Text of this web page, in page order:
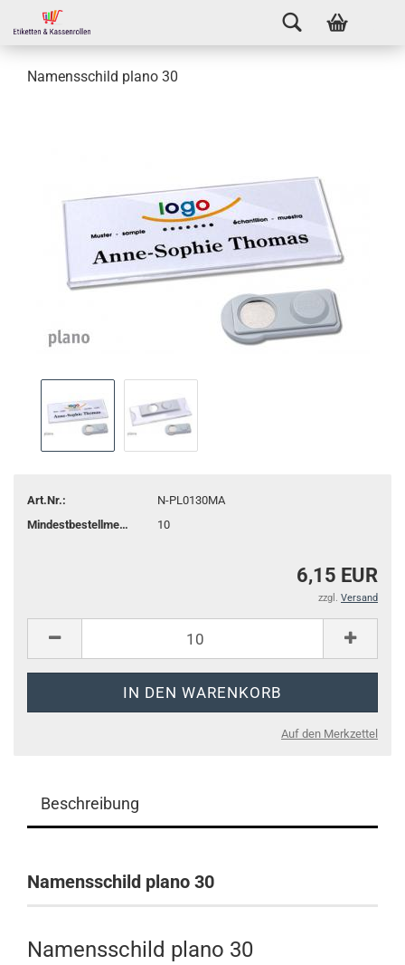
Namensschild plano 30
Art.Nr.:
N-PL0130MA
Mindestbestellmenge:
10
6,15 EUR
zzgl. Versand
Auf den Merkzettel
Beschreibung
Namensschild plano 30
Namensschild plano 30